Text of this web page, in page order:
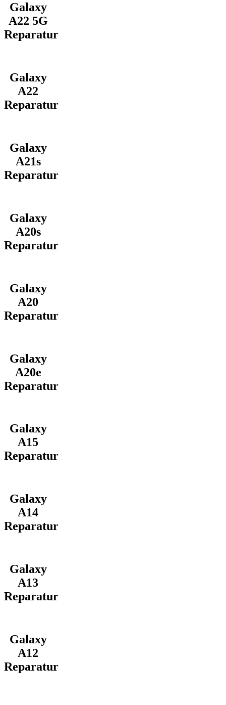
Galaxy
A22 5G
Reparatur
Galaxy
A22
Reparatur
Galaxy
A21s
Reparatur
Galaxy
A20s
Reparatur
Galaxy
A20
Reparatur
Galaxy
A20e
Reparatur
Galaxy
A15
Reparatur
Galaxy
A14
Reparatur
Galaxy
A13
Reparatur
Galaxy
A12
Reparatur